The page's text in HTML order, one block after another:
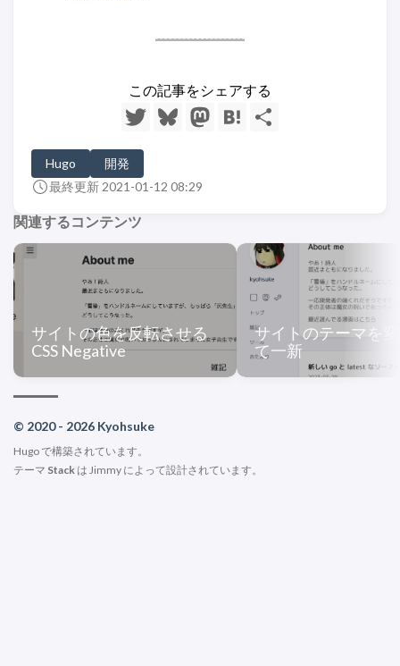
この記事をシェアする
T
w
e
r
B
k
y
M
Hugo
開発
最終更新 2021-01-12 08:29
関連するコンテンツ
サイトの色を反転させる
CSS Negative
サイトのテーマを
て一新
© 2020 - 2026 Kyohsuke
Hugoで構築されています。
テーマ Stack は Jimmy によって設計されています。